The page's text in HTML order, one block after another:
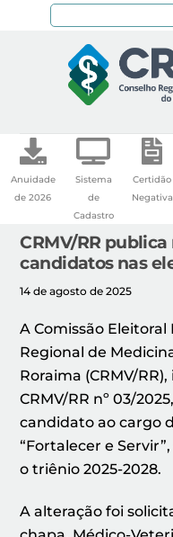
Anuidade
de 2026
Sistema
de
Cadastro
Certidão
Negativa
CRMV/RR
candidatos nas
14 de agosto de 2025
A Comissão Eleitoral
Regional de
Roraima (CRMV/
CRMV/RR nº 03/
candidato ao cargo
“Fortalecer e
o triênio 2025-2028.
A alteração foi